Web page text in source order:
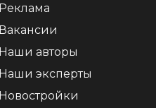
Реклама
Вакансии
Наши авторы
Наши эксперты
Новостройки